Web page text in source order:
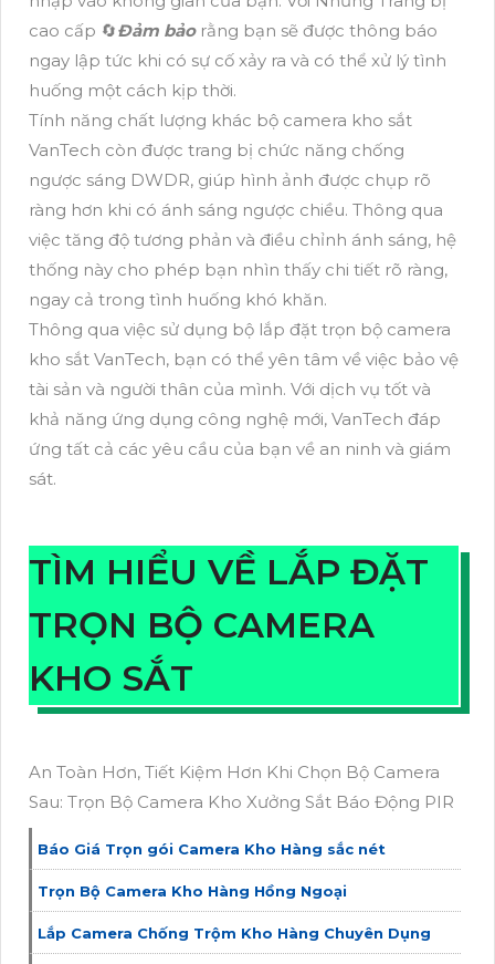
cao cấp 🔄Đảm bảorằng bạn sẽ được thông báo
ngay lập tức khi có sự cố xảy ra và có thể xử lý tình
huống một cách kịp thời.
Tính năng chất lượng khác bộ camera kho sắt
VanTech còn được trang bị chức năng chống
ngược sáng DWDR, giúp hình ảnh được chụp rõ
ràng hơn khi có ánh sáng ngược chiều. Thông qua
việc tăng độ tương phản và điều chỉnh ánh sáng, hệ
thống này cho phép bạn nhìn thấy chi tiết rõ ràng,
ngay cả trong tình huống khó khăn.
Thông qua việc sử dụng bộ lắp đặt trọn bộ camera
kho sắt VanTech, bạn có thể yên tâm về việc bảo vệ
tài sản và người thân của mình. Với dịch vụ tốt và
khả năng ứng dụng công nghệ mới, VanTech đáp
ứng tất cả các yêu cầu của bạn về an ninh và giám
sát.
TÌM HIỂU VỀ LẮP ĐẶT
TRỌN BỘ CAMERA
KHO SẮT
An Toàn Hơn, Tiết Kiệm Hơn Khi Chọn Bộ Camera
Sau: Trọn Bộ Camera Kho Xưởng Sắt Báo Động PIR
Báo Giá Trọn gói Camera Kho Hàng sắc nét
Trọn Bộ Camera Kho Hàng Hồng Ngoại
Lắp Camera Chống Trộm Kho Hàng Chuyên Dụng